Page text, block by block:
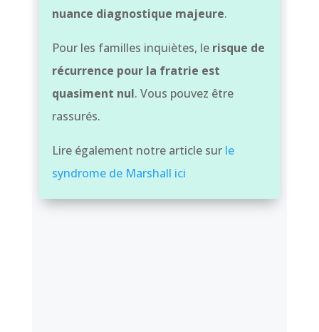
nuance diagnostique majeure.
Pour les familles inquiètes, le risque de
récurrence pour la fratrie est
quasiment nul. Vous pouvez être
rassurés.
Lire également notre article sur le
syndrome de Marshall ici